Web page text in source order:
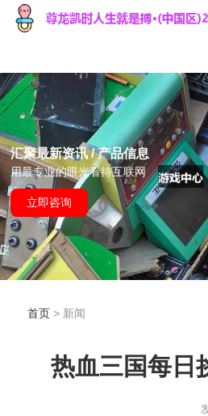
汇聚最新资讯 / 产品信息
用最专业的眼光看待互联网
立即咨询
首页> 新闻
热血三国每日